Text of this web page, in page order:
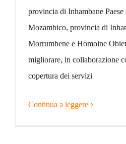
provincia di Inhambane Paese
Mozambico, provincia di
Morrumbene e Homoine
migliorare, in collaborazione
copertura dei servizi
Continua a leggere